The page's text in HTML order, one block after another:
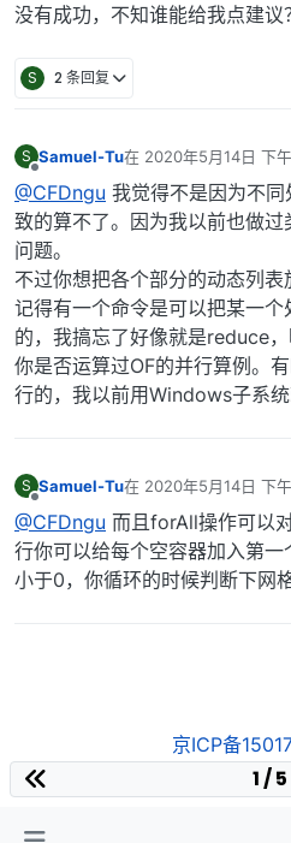
没有成功，不知谁能给我点建议
S 2 条回复
S Samuel-Tu在 2020年5月14日 下
最后由 编辑
@CFDngu 我觉得不是因为不
致的算不了。因为我以前也做
问题。
不过你想把各个部分的动态列
记得有一个命令是可以把某一
的，我搞忘了好像就是reduce，
你是否运算过OF的并行算例。
行的，我以前用Windows子系统
S Samuel-Tu在 2020年5月14日 下
最后由 编辑
@CFDngu 而且forAll操作可以
行你可以给每个空容器加入第
小于0，你循环的时候判断下网
京ICP备
1 / 5